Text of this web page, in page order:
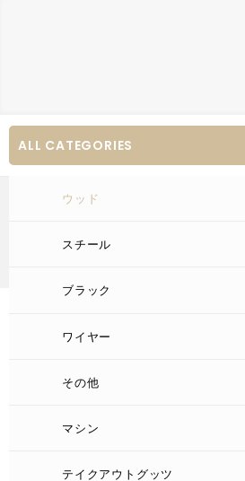
ALL CATEGORIES
ウッド
スチール
ブラック
ワイヤー
その他
マシン
テイクアウトグッツ
Home
ウッドレゴ6口
16,698 (税込)